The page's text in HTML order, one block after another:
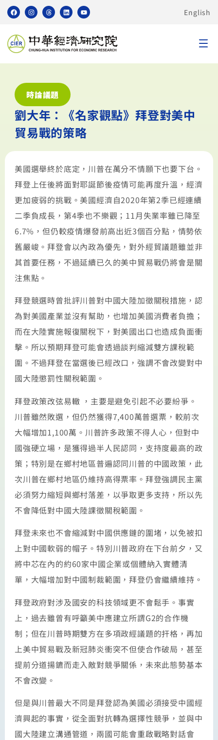
English
時論議題
劉大年：《名家觀點》拜登對美中
貿易戰的策略
美國選舉終於底定，川普在萬分不情願下也要下台。
拜登上任後將面對耶誕節後疫情可能再度升溫，經濟
更加疲弱的挑戰。美國經濟自2020年第2季已經連續
二季負成長，第4季也不樂觀；11月失業率雖已降至
6.7%，但仍較疫情爆發前高出近3個百分點，情勢依
舊嚴峻。拜登會以內政為優先，對外經貿議題雖並非
其首要任務，不過延續已久的美中貿易戰仍將會是關
注焦點。
拜登競選時曾批評川普對中國大陸加徵關稅措施，認
為對美國產業並沒有幫助，也增加美國消費者負擔；
而在大陸實施報復關稅下，對美國出口也造成負面衝
擊。所以預期拜登可能會透過談判縮減雙方課稅範
圍。不過拜登在當選後已經改口，強調不會改變對中
國大陸懲罰性關稅範圍。
拜登政策改弦易轍 ，主要是避免引起不必要紛爭。
川普雖然敗選，但仍然獲得7,400萬普選票，較前次
大幅增加1,100萬。川普許多政策不得人心，但對中
國強硬立場，是獲得過半人民認同，支持度最高的政
策；特別是在鄉村地區普遍認同川普的中國政策，此
次川普在鄉村地區仍維持高得票率。拜登強調民主黨
必須努力縮短與鄉村落差，以爭取更多支持，所以先
不會降低對中國大陸課徵關稅範圍。
拜登未來也不會縮減對中國供應鏈的圍堵，以免被扣
上對中國軟弱的帽子。特別川普政府在下台前夕，又
將中芯在內的約60家中國企業或個體納入實體清
單，大幅增加對中國制裁範圍，拜登仍會繼續維持。
拜登政府對涉及國安的科技領域更不會鬆手。事實
上，過去雖曾有呼籲美中應建立所謂G2的合作機
制；但在川普時期雙方在多項政經議題的扞格，再加
上美中貿易戰及新冠肺炎衝突不但使合作破局，甚至
提前分道揚鑣而走入敵對競爭關係，未來此態勢基本
不會改變。
但是與川普最大不同是拜登認為美國必須接受中國經
濟興起的事實，從全面對抗轉為選擇性競爭，並與中
國大陸建立溝通管道，兩國可能會重啟戰略對話會